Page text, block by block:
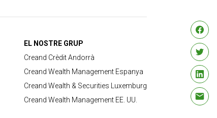
EL NOSTRE GRUP
Creand Crèdit Andorrà
Creand Wealth Management Espanya
Creand Wealth & Securities Luxemburg
Creand Wealth Management EE. UU.